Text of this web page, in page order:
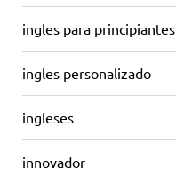
ingles para principiantes
ingles personalizado
ingleses
innovador